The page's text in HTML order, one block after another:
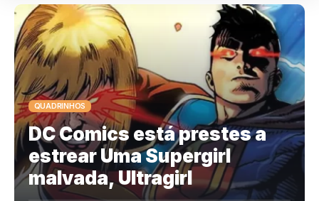
QUADRINHOS
DC Comics está prestes a
estrear Uma Supergirl
malvada, Ultragirl